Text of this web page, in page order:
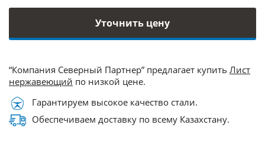
Уточнить цену
“Компания Северный Партнер” предлагает купить Лист
нержавеющий по низкой цене.
Гарантируем высокое качество стали.
Обеспечиваем доставку по всему Казахстану.